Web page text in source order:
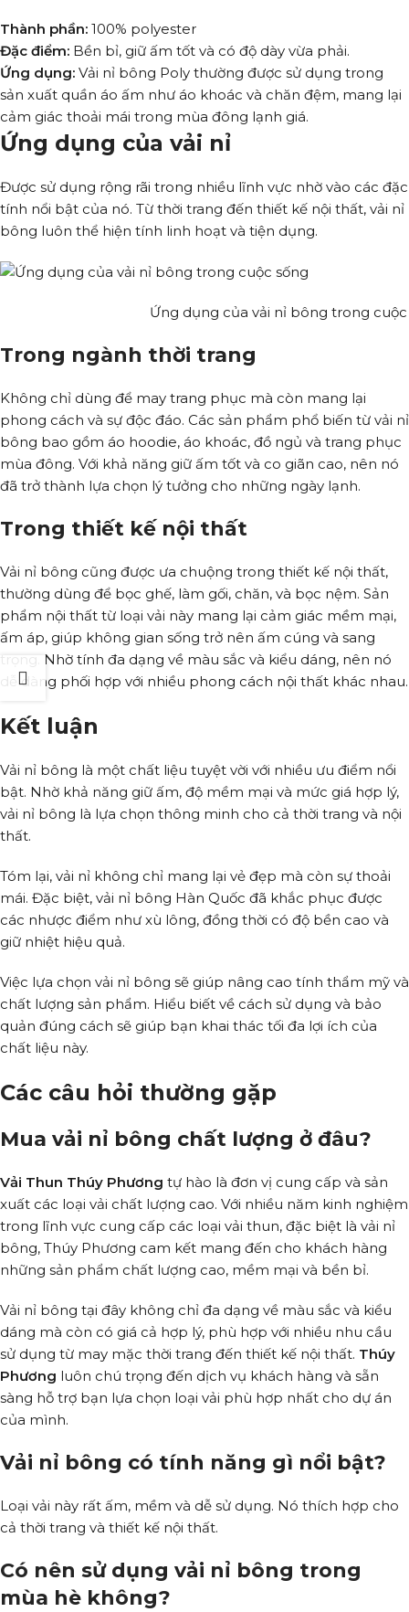
Thành phần: 100% polyester
Đặc điểm: Bền bỉ, giữ ấm tốt và có độ dày vừa phải.
Ứng dụng: Vải nỉ bông Poly thường được sử dụng trong
sản xuất quần áo ấm như áo khoác và chăn đệm, mang lại
cảm giác thoải mái trong mùa đông lạnh giá.
Ứng dụng của vải nỉ
Được sử dụng rộng rãi trong nhiều lĩnh vực nhờ vào các đặc
tính nổi bật của nó. Từ thời trang đến thiết kế nội thất, vải nỉ
bông luôn thể hiện tính linh hoạt và tiện dụng.
Ứng dụng của vải nỉ bông trong cuộc
Trong ngành thời trang
Không chỉ dùng để may trang phục mà còn mang lại
phong cách và sự độc đáo. Các sản phẩm phổ biến từ vải nỉ
bông bao gồm áo hoodie, áo khoác, đồ ngủ và trang phục
mùa đông. Với khả năng giữ ấm tốt và co giãn cao, nên nó
đã trở thành lựa chọn lý tưởng cho những ngày lạnh.
Trong thiết kế nội thất
Vải nỉ bông cũng được ưa chuộng trong thiết kế nội thất,
thường dùng để bọc ghế, làm gối, chăn, và bọc nệm. Sản
phẩm nội thất từ loại vải này mang lại cảm giác mềm mại,
ấm áp, giúp không gian sống trở nên ấm cúng và sang
trọng. Nhờ tính đa dạng về màu sắc và kiểu dáng, nên nó
dễ dàng phối hợp với nhiều phong cách nội thất khác nhau.
Kết luận
Vải nỉ bông là một chất liệu tuyệt vời với nhiều ưu điểm nổi
bật. Nhờ khả năng giữ ấm, độ mềm mại và mức giá hợp lý,
vải nỉ bông là lựa chọn thông minh cho cả thời trang và nội
thất.
Tóm lại, vải nỉ không chỉ mang lại vẻ đẹp mà còn sự thoải
mái. Đặc biệt, vải nỉ bông Hàn Quốc đã khắc phục được
các nhược điểm như xù lông, đồng thời có độ bền cao và
giữ nhiệt hiệu quả.
Việc lựa chọn vải nỉ bông sẽ giúp nâng cao tính thẩm mỹ và
chất lượng sản phẩm. Hiểu biết về cách sử dụng và bảo
quản đúng cách sẽ giúp bạn khai thác tối đa lợi ích của
chất liệu này.
Các câu hỏi thường gặp
Mua vải nỉ bông chất lượng ở đâu?
Vải Thun Thúy Phương tự hào là đơn vị cung cấp và sản
xuất các loại vải chất lượng cao. Với nhiều năm kinh nghiệm
trong lĩnh vực cung cấp các loại vải thun, đặc biệt là vải nỉ
bông, Thúy Phương cam kết mang đến cho khách hàng
những sản phẩm chất lượng cao, mềm mại và bền bỉ.
Vải nỉ bông tại đây không chỉ đa dạng về màu sắc và kiểu
dáng mà còn có giá cả hợp lý, phù hợp với nhiều nhu cầu
sử dụng từ may mặc thời trang đến thiết kế nội thất. Thúy
Phương luôn chú trọng đến dịch vụ khách hàng và sẵn
sàng hỗ trợ bạn lựa chọn loại vải phù hợp nhất cho dự án
của mình.
Vải nỉ bông có tính năng gì nổi bật?
Loại vải này rất ấm, mềm và dễ sử dụng. Nó thích hợp cho
cả thời trang và thiết kế nội thất.
Có nên sử dụng vải nỉ bông trong
mùa hè không?